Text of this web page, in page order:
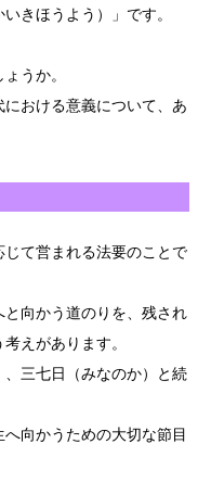
きほうよう）」です。
うか。
おける意義について、あ
て営まれる法要のことで
向かう道のりを、残され
えがあります。
三七日（みなのか）と続
向かうための大切な節目